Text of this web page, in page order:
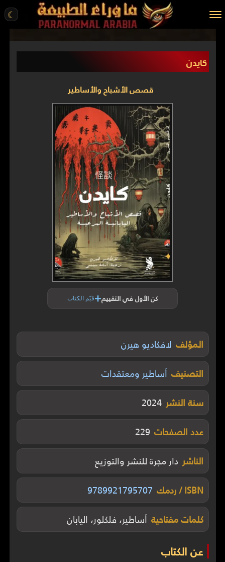
☾
الرئيسية
مقالات
كايدن
قصص الأشباح والأساطير
كن الأول في التقييم+قيّم الكتاب
المؤلف لافكاديو هيرن
التصنيف أساطير ومعتقدات
سنة النشر 2024
عدد الصفحات 229
الناشر دار مجرة للنشر والتوزيع
ISBN / ردمك
9789921795707
كلمات مفتاحية أساطير، فلكلور، اليابان
عن الكتاب